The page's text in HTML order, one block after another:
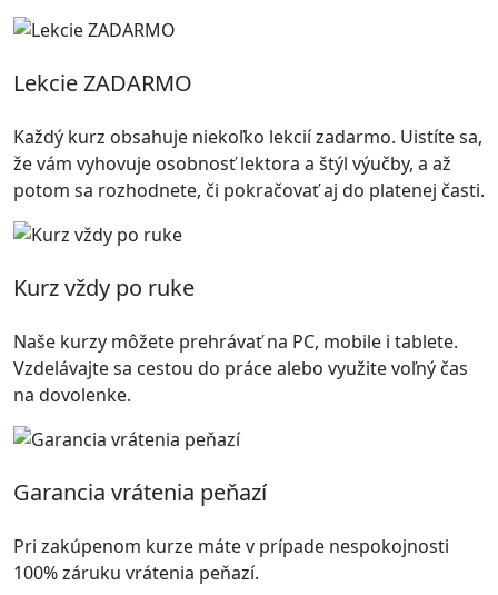
Lekcie ZADARMO
Každý kurz obsahuje niekoľko lekcií zadarmo. Uistíte sa,
že vám vyhovuje osobnosť lektora a štýl výučby, a až
potom sa rozhodnete, či pokračovať aj do platenej časti.
Kurz vždy po ruke
Naše kurzy môžete prehrávať na PC, mobile i tablete.
Vzdelávajte sa cestou do práce alebo využite voľný čas
na dovolenke.
Garancia vrátenia peňazí
Pri zakúpenom kurze máte v prípade nespokojnosti
100% záruku vrátenia peňazí.